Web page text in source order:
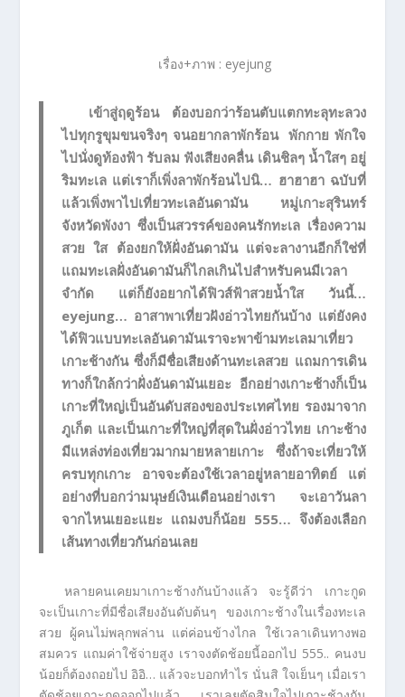
เรื่อง+ภาพ : eyejung
เข้าสู่ฤดูร้อน ต้องบอกว่าร้อนตับแตกทะลุทะลวง
ไปทุกรูขุมขนจริงๆ จนอยากลาพักร้อน พักกาย พักใจ
ไปนั่งดูท้องฟ้า รับลม ฟังเสียงคลื่น เดินชิลๆ น้ำใสๆ อยู่
ริมทะเล แต่เราก็เพิ่งลาพักร้อนไปนิ… ฮาฮาฮา ฉบับที่
แล้วเพิ่งพาไปเที่ยวทะเลอันดามัน หมู่เกาะสุรินทร์
จังหวัดพังงา ซึ่งเป็นสวรรค์ของคนรักทะเล เรื่องความ
สวย ใส ต้องยกให้ฝั่งอันดามัน แต่จะลางานอีกก็ใช่ที่
แถมทะเลฝั่งอันดามันก็ไกลเกินไปสำหรับคนมีเวลา
จำกัด แต่ก็ยังอยากได้ฟิวส์ฟ้าสวยน้ำใส วันนี้…
eyejung… อาสาพาเที่ยวฝังอ่าวไทยกันบ้าง แต่ยังคง
ได้ฟิวแบบทะเลอันดามันเราจะพาข้ามทะเลมาเที่ยว
เกาะช้างกัน ซึ่งก็มีชื่อเสียงด้านทะเลสวย แถมการเดิน
ทางก็ใกล้กว่าฝั่งอันดามันเยอะ อีกอย่างเกาะช้างก็เป็น
เกาะที่ใหญ่เป็นอันดับสองของประเทศไทย รองมาจาก
ภูเก็ต และเป็นเกาะที่ใหญ่ที่สุดในฝั่งอ่าวไทย เกาะช้าง
มีแหล่งท่องเที่ยวมากมายหลายเกาะ ซึ่งถ้าจะเที่ยวให้
ครบทุกเกาะ อาจจะต้องใช้เวลาอยู่หลายอาทิตย์ แต่
อย่างที่บอกว่ามนุษย์เงินเดือนอย่างเรา จะเอาวันลา
จากไหนเยอะแยะ แถมงบก็น้อย 555… จึงต้องเลือก
เส้นทางเที่ยวกันก่อนเลย
หลายคนเคยมาเกาะช้างกันบ้างแล้ว จะรู้ดีว่า เกาะกูด
จะเป็นเกาะที่มีชื่อเสียงอันดับต้นๆ ของเกาะช้างในเรื่องทะเล
สวย ผู้คนไม่พลุกพล่าน แต่ค่อนข้างไกล ใช้เวลาเดินทางพอ
สมควร แถมค่าใช้จ่ายสูง เราจงตัดช้อยนี้ออกไป 555.. คนงบ
น้อยก็ต้องถอยไป อิอิ… แล้วจะบอกทำไร นั่นสิ ใจเย็นๆ เมื่อเรา